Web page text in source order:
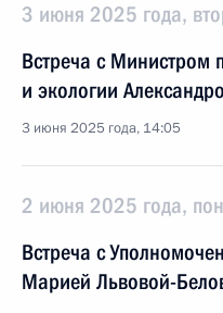
3 июня 2025 года,
Встреча с Министром
и экологии
3 июня 2025 года, 14:05
2 июня 2025 года,
Встреча с
Марией Львовой-